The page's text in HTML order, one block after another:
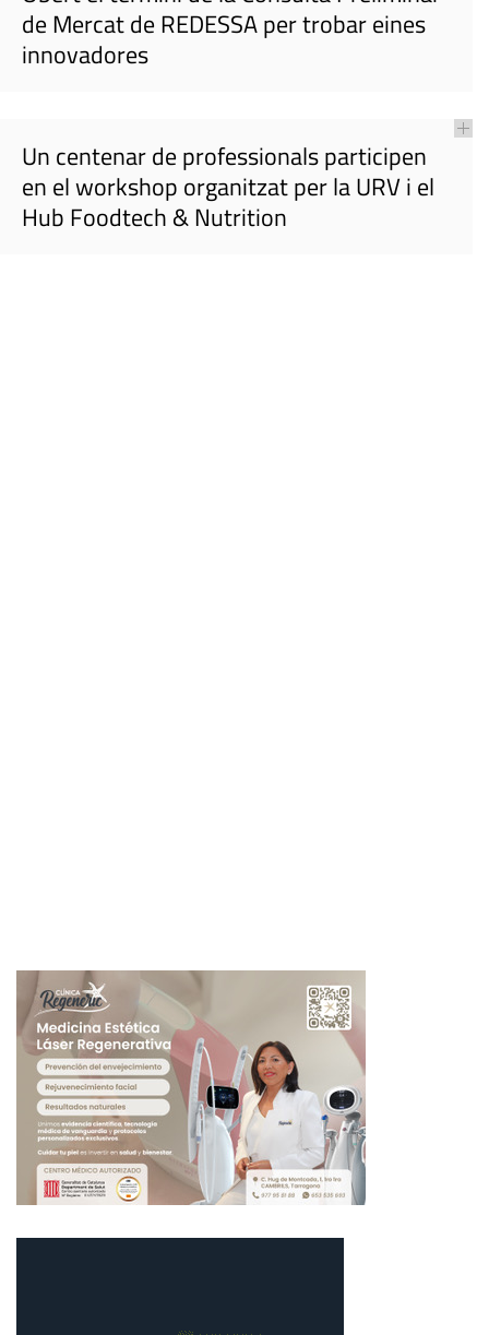
de Mercat de REDESSA per trobar eines
innovadores
Un centenar de professionals participen
en el workshop organitzat per la URV i el
Hub Foodtech & Nutrition